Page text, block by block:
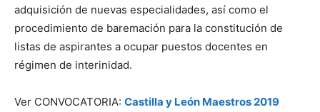
adquisición de nuevas especialidades, así como el
procedimiento de baremación para la constitución de
listas de aspirantes a ocupar puestos docentes en
régimen de interinidad.
Ver CONVOCATORIA: Castilla y León Maestros 2019